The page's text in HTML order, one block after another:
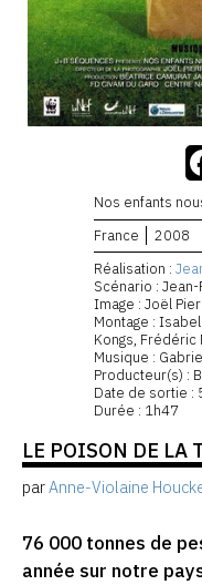
Nos enfants
France
2008
Réalisation :
Scénario : Jean-
Image : Joël
Montage :
Kongs, Frédéric
Musique :
Producteur(s) :
Date de sortie :
Durée : 1h47
LE POISON DE LA
parAnne-Violaine
76 000 tonnes de
année sur notre